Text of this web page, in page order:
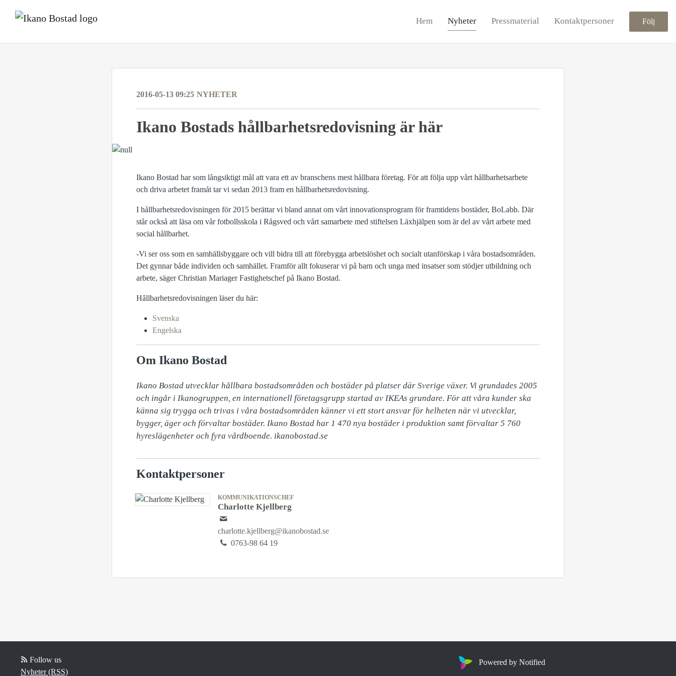
Hem Nyheter Pressmaterial Kontaktpersoner Följ
2016-05-13 09:25 NYHETER
Ikano Bostads hållbarhetsredovisning är här
Ikano Bostad har som långsiktigt mål att vara ett av branschens mest hållbara företag. För att följa upp vårt hållbarhetsarbete
och driva arbetet framåt tar vi sedan 2013 fram en hållbarhetsredovisning.
I hållbarhetsredovisningen för 2015 berättar vi bland annat om vårt innovationsprogram för framtidens bostäder, BoLabb. Där
står också att läsa om vår fotbollsskola i Rågsved och vårt samarbete med stiftelsen Läxhjälpen som är del av vårt arbete med
social hållbarhet.
-Vi ser oss som en samhällsbyggare och vill bidra till att förebygga arbetslöshet och socialt utanförskap i våra bostadsområden.
Det gynnar både individen och samhället. Framför allt fokuserar vi på barn och unga med insatser som stödjer utbildning och
arbete, säger Christian Mariager Fastighetschef på Ikano Bostad.
Hållbarhetsredovisningen läser du här:
Svenska
Engelska
Om Ikano Bostad
​Ikano Bostad utvecklar hållbara bostadsområden och bostäder på platser där Sverige växer. Vi grundades 2005
och ingår i Ikanogruppen, en internationell företagsgrupp startad av IKEAs grundare. För att våra kunder ska
känna sig trygga och trivas i våra bostadsområden känner vi ett stort ansvar för helheten när vi utvecklar,
bygger, äger och förvaltar bostäder. Ikano Bostad har 1 470 nya bostäder i produktion samt förvaltar 5 760
hyreslägenheter och fyra vårdboende. ikanobostad.se
Kontaktpersoner
KOMMUNIKATIONSCHEF
Charlotte Kjellberg
charlotte.kjellberg@ikanobostad.se
0763-98 64 19
Follow us
Nyheter (RSS)
Powered by Notified